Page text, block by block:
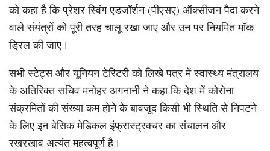
को कहा है कि प्रेशर स्विंग एडजॉर्शन (पीएसए) ऑक्सीजन पैदा करने
वाले संयंत्रों को पूरी तरह चालू रखा जाए और उन पर नियमित मॉक
ड्रिल की जाए।
सभी स्टेट्स और यूनियन टेरिटरी को लिखे पत्र में स्वास्थ्य मंत्रालय
के अतिरिक्त सचिव मनोहर अगनानी ने कहा कि देश में कोरोना
संक्रमितों की संख्या कम होने के बावजूद किसी भी स्थिति से निपटने
के लिए इन बेसिक मेडिकल इंफ्रास्ट्रक्चर का संचालन और
रखरखाव अत्यंत महत्वपूर्ण है।